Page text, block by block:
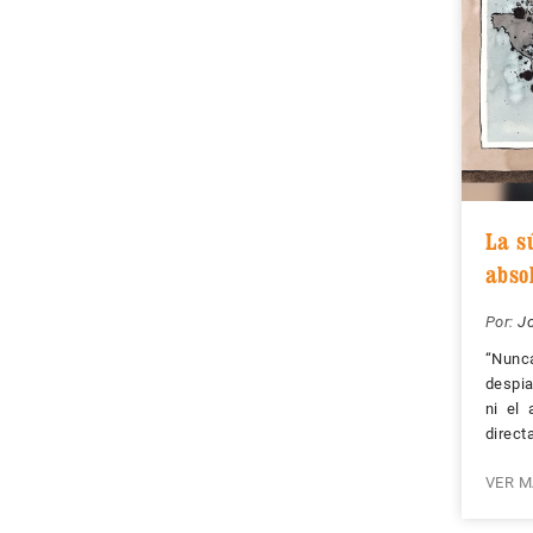
La
Por:
ni el
VER